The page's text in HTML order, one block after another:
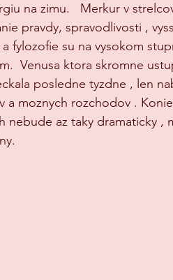
na zimu.   Merkur v
pravdy, spravodlivosti ,
fylozofie su na vysokom
Venusa ktora skromne
posledne tyzdne , len
a moznych rozchodov .
nebude az taky dramaticky ,